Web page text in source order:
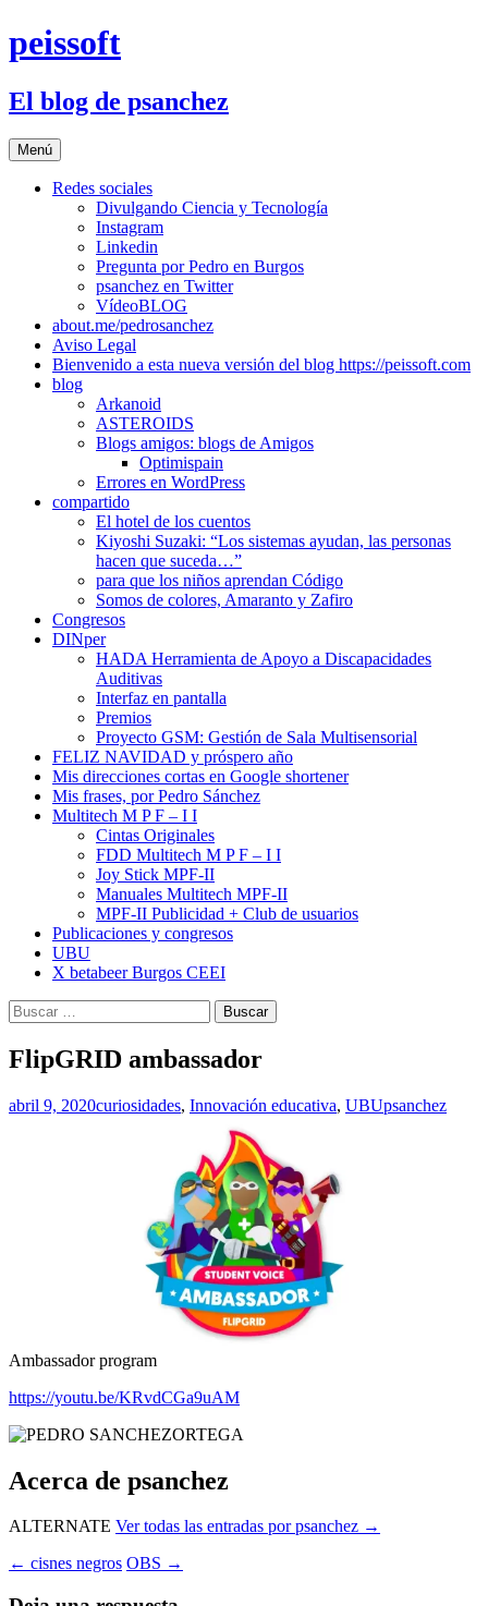
Saltar
al
peissoft
El blog de psanchez
Menú
Redes sociales
Divulgando Ciencia y Tecnología
Instagram
Linkedin
Pregunta por Pedro en Burgos
psanchez en Twitter
VídeoBLOG
about.me/pedrosanchez
Aviso Legal
Bienvenido a esta nueva versión del blog https://peissoft.com
blog
Arkanoid
ASTEROIDS
Blogs amigos: blogs de Amigos
Optimispain
Errores en WordPress
compartido
El hotel de los cuentos
Kiyoshi Suzaki: “Los sistemas ayudan, las personas
hacen que suceda…”
para que los niños aprendan Código
Somos de colores, Amaranto y Zafiro
Congresos
DINper
HADA Herramienta de Apoyo a Discapacidades
Auditivas
Interfaz en pantalla
Premios
Proyecto GSM: Gestión de Sala Multisensorial
FELIZ NAVIDAD y próspero año
Mis direcciones cortas en Google shortener
Mis frases, por Pedro Sánchez
Multitech M P F – I I
Cintas Originales
FDD Multitech M P F – I I
Joy Stick MPF-II
Manuales Multitech MPF-II
MPF-II Publicidad + Club de usuarios
Publicaciones y congresos
UBU
X betabeer Burgos CEEI
Buscar:
FlipGRID ambassador
abril 9, 2020curiosidades, Innovación educativa, UBUpsanchez
Ambassador program
https://youtu.be/KRvdCGa9uAM
Acerca de psanchez
ALTERNATE Ver todas las entradas por psanchez →
Navegación
de
← cisnes negros OBS →